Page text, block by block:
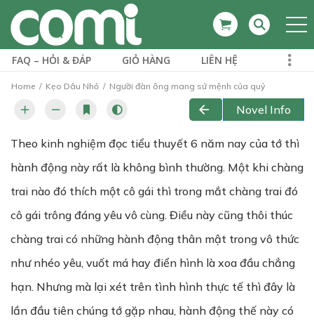
FAQ – HỎI & ĐÁP GIỎ HÀNG LIÊN HỆ
Home Kẹo Dâu Nhỏ Người đàn ông mang sứ mệnh của quỷ
Novel Info
Theo kinh nghiệm đọc tiểu thuyết 6 năm nay của tớ thì
hành động này rất là không bình thường. Một khi chàng
trai nào đó thích một cô gái thì trong mắt chàng trai đó
cô gái trông đáng yêu vô cùng. Điều này cũng thôi thúc
chàng trai có những hành động thân mật trong vô thức
như nhéo yêu, vuốt má hay điển hình là xoa đầu chẳng
hạn. Nhưng mà lại xét trên tình hình thực tế thì đây là
lần đầu tiên chúng tớ gặp nhau, hành động thế này có